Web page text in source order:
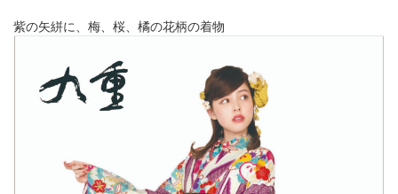
紫の矢絣に、梅、桜、橘の花柄の着物